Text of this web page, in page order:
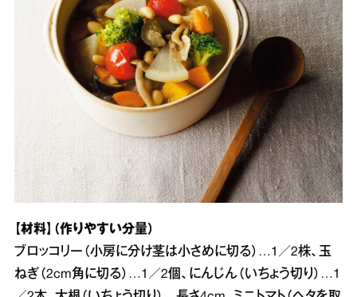
【材料】（作りやすい分量）
ブロッコリー（小房に分け茎は小さめに切る）…1／2株、玉
ねぎ（2cm角に切る）…1／2個、にんじん（いちょう切り）…1